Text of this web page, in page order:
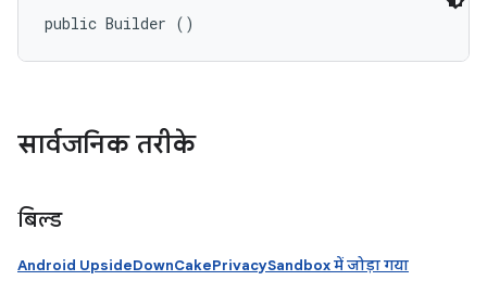
public Builder ()
सार्वजनिक तरीके
बिल्ड
Android UpsideDownCakePrivacySandbox में जोड़ा गया